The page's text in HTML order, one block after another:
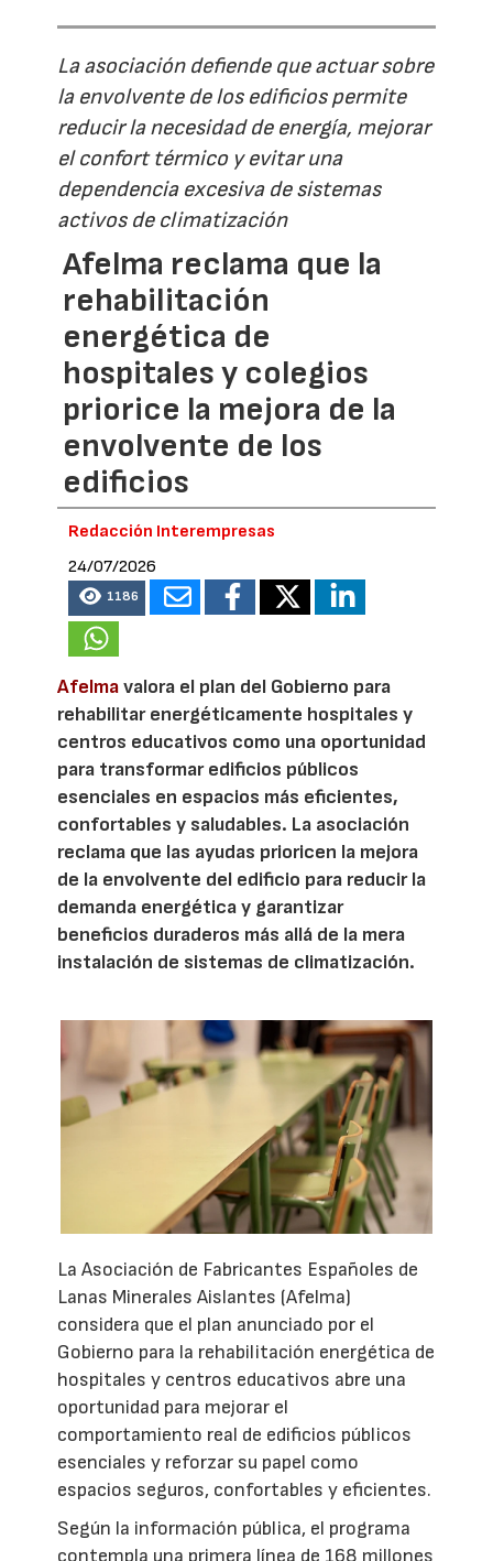
La asociación defiende que actuar sobre
la envolvente de los edificios permite
reducir la necesidad de energía, mejorar
el confort térmico y evitar una
dependencia excesiva de sistemas
activos de climatización
Afelma reclama que la
rehabilitación
energética de
hospitales y colegios
priorice la mejora de la
envolvente de los
edificios
Redacción Interempresas
24/07/2026
1186
Afelmavalora el plan del Gobierno para
rehabilitar energéticamente hospitales y
centros educativos como una oportunidad
para transformar edificios públicos
esenciales en espacios más eficientes,
confortables y saludables. La asociación
reclama que las ayudas prioricen la mejora
de la envolvente del edificio para reducir la
demanda energética y garantizar
beneficios duraderos más allá de la mera
instalación de sistemas de climatización.
La Asociación de Fabricantes Españoles de
Lanas Minerales Aislantes (Afelma)
considera que el plan anunciado por el
Gobierno para la rehabilitación energética de
hospitales y centros educativos abre una
oportunidad para mejorar el
comportamiento real de edificios públicos
esenciales y reforzar su papel como
espacios seguros, confortables y eficientes.
Según la información pública, el programa
contempla una primera línea de 168 millones